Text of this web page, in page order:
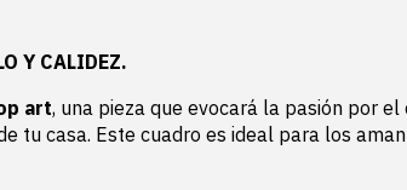
Y CALIDEZ.
art, una pieza que evocará la pasión por el
tu casa. Este cuadro es ideal para los